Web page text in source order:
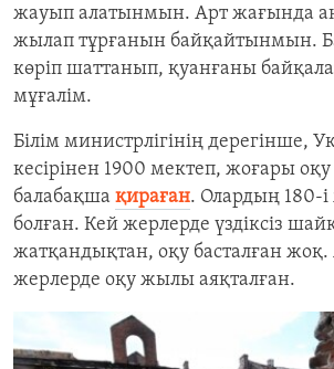
жауып алатынмын. Арт жағында
жылап тұрғанын байқайтынмын.
көріп шаттанып, қуанғаны
мұғалім.
Білім министрлігінің дерегінше,
кесірінен 1900 мектеп, жоғары
балабақша қираған. Олардың 180-
болған. Кей жерлерде үздіксіз
жатқандықтан, оқу басталған
жерлерде оқу жылы аяқталған.